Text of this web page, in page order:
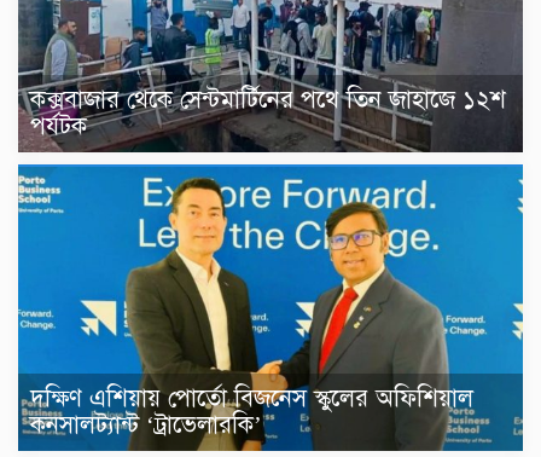
কক্সবাজার থেকে সেন্টমার্টিনের পথে তিন জাহাজে ১২শ
পর্যটক
দক্ষিণ এশিয়ায় পোর্তো বিজনেস স্কুলের অফিশিয়াল
কনসালট্যান্ট ‘ট্রাভেলারকি’